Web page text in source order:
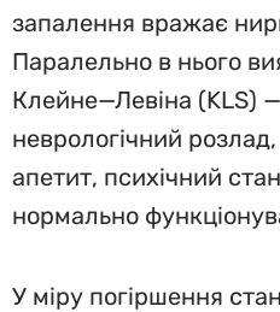
запалення вражає
Паралельно в нього
Клейне—Левіна (KLS) —
неврологічний
апетит, психічний стан
нормально
У міру погіршення